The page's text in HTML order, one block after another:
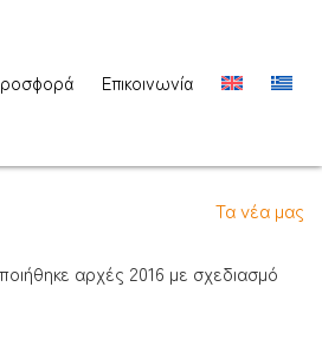
Επικοινωνία
Τα νέα μας
αρχές 2016 με σχεδιασμό